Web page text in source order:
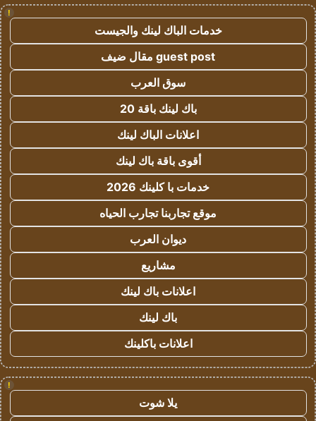
!
خدمات الباك لينك والجيست
guest post مقال ضيف
سوق العرب
باك لينك باقة 20
اعلانات الباك لينك
أقوى باقة باك لينك
خدمات با كلينك 2026
موقع تجاربنا تجارب الحياه
ديوان العرب
مشاريع
اعلانات باك لينك
باك لينك
اعلانات باكلينك
!
يلا شوت